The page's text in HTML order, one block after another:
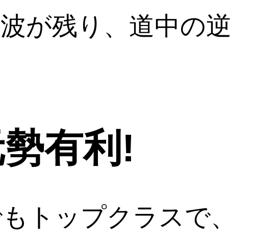
が残り、道中の逆
有利!
トップクラスで、